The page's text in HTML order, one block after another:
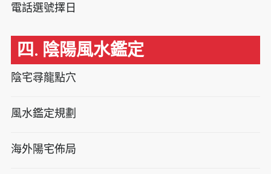
電話選號擇日
四. 陰陽風水鑑定
陰宅尋龍點穴
風水鑑定規劃
海外陽宅佈局